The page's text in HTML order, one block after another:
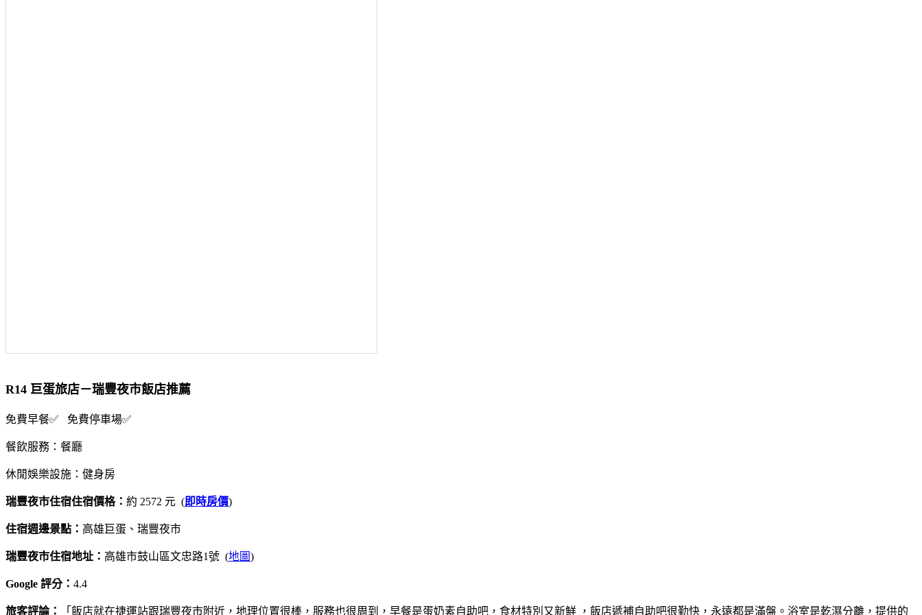
R14 巨蛋旅店－瑞豐夜市飯店推薦
免費早餐✅ 免費停車場✅
餐飲服務：餐廳
休閒娛樂設施：健身房
瑞豐夜市住宿住宿價格： 約 2572 元 (即時房價)
住宿週邊景點： 高雄巨蛋、瑞豐夜市
瑞豐夜市住宿地址： 高雄市鼓山區文忠路1號 (地圖)
Google 評分： 4.4
旅客評論： 「飯店就在捷運站跟瑞豐夜市附近，地理位置很棒，服務也很周到，早餐是蛋奶素自助吧，食材特別又新鮮 ，飯店遞補自助吧很勤快，永遠都是滿盤。浴室是乾濕分離，提供的